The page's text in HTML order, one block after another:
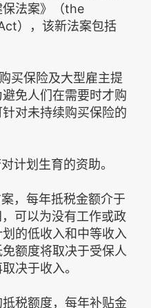
法案》（the
），该新法案包括
买保险及大型雇主提
免人们在需要时才购
对未持续购买保险的
计划生育的资助。
，每年抵税金额介于
可以为没有工作或政
的低收入和中等收入
额度将取决于受保人
决于收入。
税额度，每年补贴金